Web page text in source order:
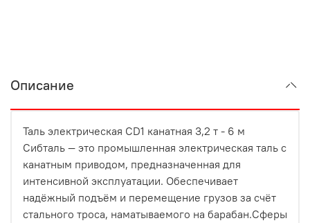
Описание
Таль электрическая CD1 канатная 3,2 т - 6 м
Сибталь — это промышленная электрическая таль с
канатным приводом, предназначенная для
интенсивной эксплуатации. Обеспечивает
надёжный подъём и перемещение грузов за счёт
стального троса, наматываемого на барабан.Сферы